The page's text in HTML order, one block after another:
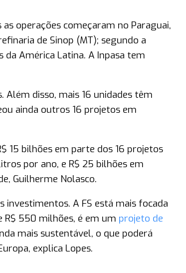
operações começaram no Paraguai,
de Sinop (MT); segundo a
América Latina. A Inpasa tem
disso, mais 16 unidades têm
ainda outros 16 projetos em
15 bilhões em parte dos 16 projetos
por ano, e R$ 25 bilhões em
Guilherme Nolasco.
investimentos. A FS está mais focada
550 milhões, é em um projeto de
mais sustentável, o que poderá
explica Lopes.